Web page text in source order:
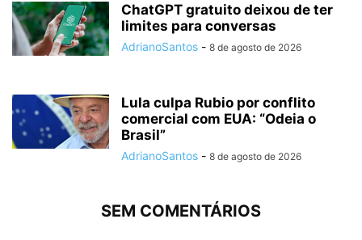
ChatGPT gratuito deixou de ter
limites para conversas
AdrianoSantos - 8 de agosto de 2026
Lula culpa Rubio por conflito
comercial com EUA: “Odeia o
Brasil”
AdrianoSantos - 8 de agosto de 2026
SEM COMENTÁRIOS